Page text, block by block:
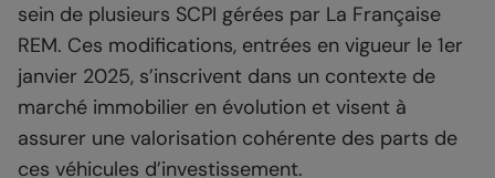
sein de plusieurs SCPI gérées par La Française
REM. Ces modifications, entrées en vigueur le 1er
janvier 2025, s’inscrivent dans un contexte de
marché immobilier en évolution et visent à
assurer une valorisation cohérente des parts de
ces véhicules d’investissement.